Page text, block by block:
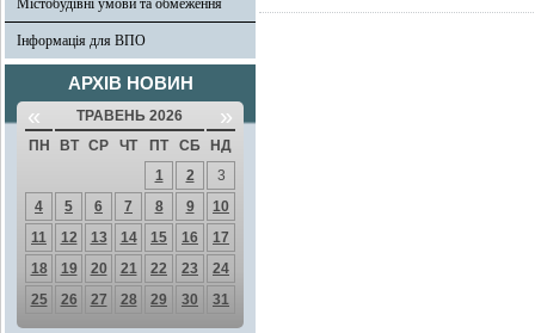
Містобудівні умови та обмеження
Інформація для ВПО
АРХІВ НОВИН
« ТРАВЕНЬ 2026 »
ПН ВТ СР ЧТ ПТ СБ
НД
1
2
3
4
5 6 7 8 9
10
11
12 13 14 15 16
17
18
19 20 21 22 23
24
25
26 27 28 29 30 31